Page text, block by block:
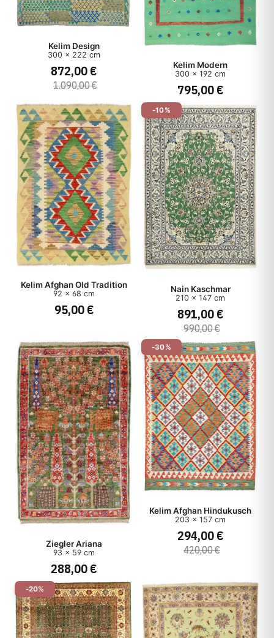
Kelim Design
300 x 222 cm
872,00 €
1.090,00 €
Kelim Modern
300 x 192 cm
795,00 €
Kelim Afghan Old Tradition
92 x 68 cm
95,00 €
-10%
Nain Kaschmar
210 x 147 cm
891,00 €
990,00 €
Ziegler Ariana
93 x 59 cm
288,00 €
-30%
Kelim Afghan Hindukusch
203 x 157 cm
294,00 €
420,00 €
-20%